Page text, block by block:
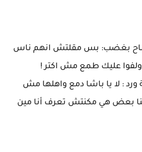
بغضب: بس مقلتش انهم ناس
عليك طمع مش اكتر !
: لا يا باشا دمع واهلها مش
بعض هي مكنتش تعرف أنا مين